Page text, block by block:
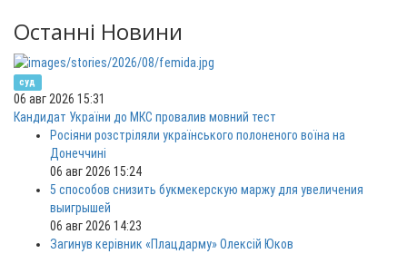
Останні Новини
суд
06 авг 2026 15:31
Кандидат України до МКС провалив мовний тест
Росіяни розстріляли українського полоненого воїна на
Донеччині
06 авг 2026 15:24
5 способов снизить букмекерскую маржу для увеличения
выигрышей
06 авг 2026 14:23
Загинув керівник «Плацдарму» Олексій Юков